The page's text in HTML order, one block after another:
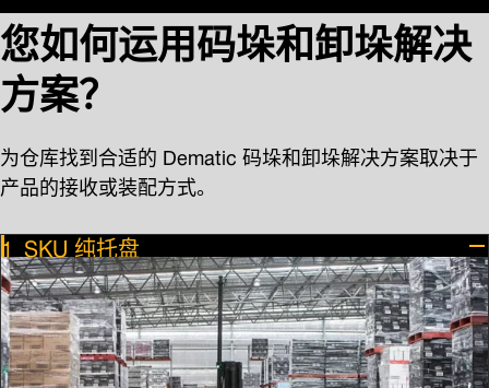
您如何运用码垛和卸垛解决
方案？
为仓库找到合适的 Dematic 码垛和卸垛解决方案取决于
产品的接收或装配方式。
SKU 纯托盘